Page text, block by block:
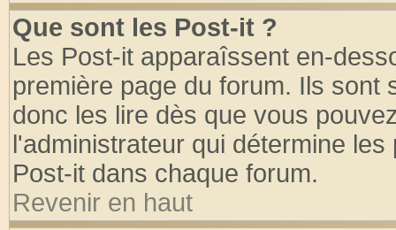
Que sont les Post-it ?
Les Post-it apparaîssent en-
première page du forum. Ils
donc les lire dès que vous
l'administrateur qui détermine
Post-it dans chaque forum.
Revenir en haut